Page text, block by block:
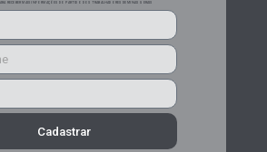
RECEBER MAIS INFORMAÇÕES DO PARTIDO DOS TRABALHADORES DE MINAS GERAIS
Cadastrar